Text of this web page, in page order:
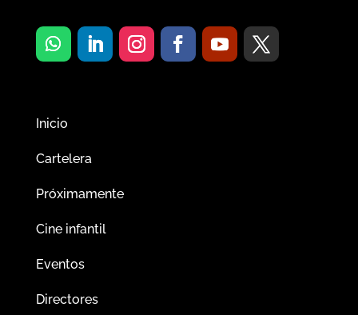
Inicio
Cartelera
Próximamente
Cine infantil
Eventos
Directores